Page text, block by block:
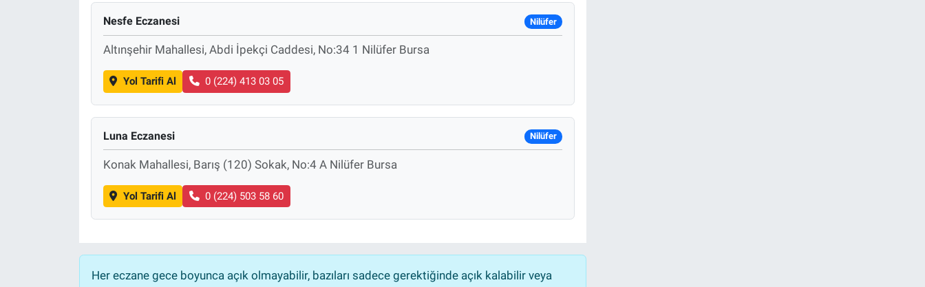
Nesfe Eczanesi Nilüfer
Altınşehir Mahallesi, Abdi İpekçi Caddesi, No:34 1 Nilüfer Bursa
Yol Tarifi Al 0 (224) 413 03 05
Luna Eczanesi Nilüfer
Konak Mahallesi, Barış (120) Sokak, No:4 A Nilüfer Bursa
Yol Tarifi Al 0 (224) 503 58 60
Her eczane gece boyunca açık olmayabilir, bazıları sadece gerektiğinde açık kalabilir veya